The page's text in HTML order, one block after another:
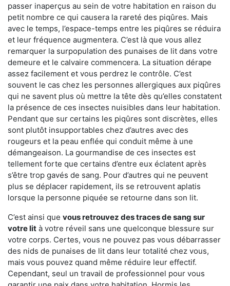
passer inaperçus au sein de votre habitation en raison du
petit nombre ce qui causera la rareté des piqûres. Mais
avec le temps, l’espace-temps entre les piqûres se réduira
et leur fréquence augmentera. C’est là que vous allez
remarquer la surpopulation des punaises de lit dans votre
demeure et le calvaire commencera. La situation dérape
assez facilement et vous perdrez le contrôle. C’est
souvent le cas chez les personnes allergiques aux piqûres
qui ne savent plus où mettre la tête dès qu’elles constatent
la présence de ces insectes nuisibles dans leur habitation.
Pendant que sur certains les piqûres sont discrètes, elles
sont plutôt insupportables chez d’autres avec des
rougeurs et la peau enflée qui conduit même à une
démangeaison. La gourmandise de ces insectes est
tellement forte que certains d’entre eux éclatent après
s’être trop gavés de sang. Pour d’autres qui ne peuvent
plus se déplacer rapidement, ils se retrouvent aplatis
lorsque la personne piquée se retourne dans son lit.
C’est ainsi que vous retrouvez des traces de sang sur
votre lit à votre réveil sans une quelconque blessure sur
votre corps. Certes, vous ne pouvez pas vous débarrasser
des nids de punaises de lit dans leur totalité chez vous,
mais vous pouvez quand même réduire leur effectif.
Cependant, seul un travail de professionnel pour vous